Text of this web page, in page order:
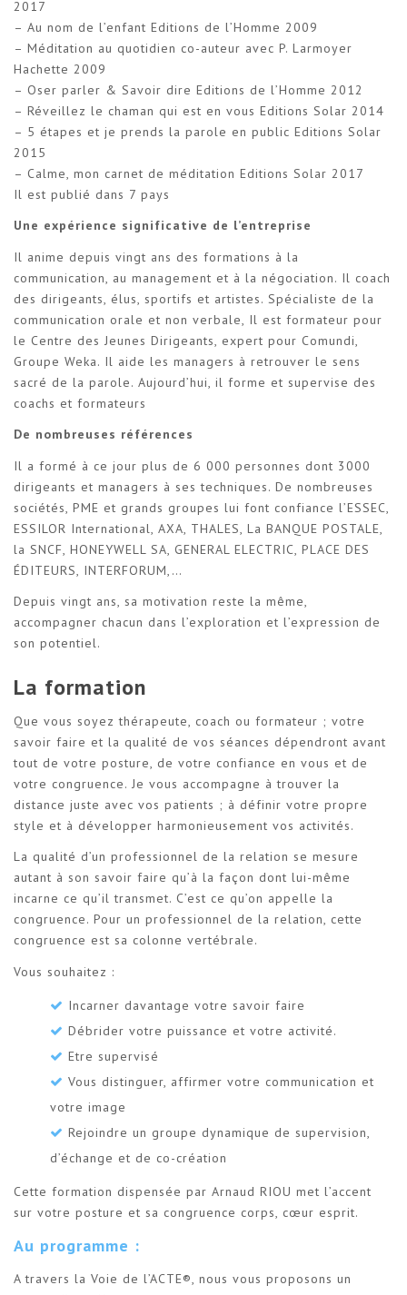
2017
– Au nom de l’enfant Editions de l’Homme 2009
– Méditation au quotidien co-auteur avec P. Larmoyer
Hachette 2009
– Oser parler & Savoir dire Editions de l’Homme 2012
– Réveillez le chaman qui est en vous Editions Solar 2014
– 5 étapes et je prends la parole en public Editions Solar
2015
– Calme, mon carnet de méditation Editions Solar 2017
Il est publié dans 7 pays
Une expérience significative de l’entreprise
Il anime depuis vingt ans des formations à la
communication, au management et à la négociation. Il coach
des dirigeants, élus, sportifs et artistes. Spécialiste de la
communication orale et non verbale, Il est formateur pour
le Centre des Jeunes Dirigeants, expert pour Comundi,
Groupe Weka. Il aide les managers à retrouver le sens
sacré de la parole. Aujourd’hui, il forme et supervise des
coachs et formateurs
De nombreuses références
Il a formé à ce jour plus de 6 000 personnes dont 3000
dirigeants et managers à ses techniques. De nombreuses
sociétés, PME et grands groupes lui font confiance l’ESSEC,
ESSILOR International, AXA, THALES, La BANQUE POSTALE,
la SNCF, HONEYWELL SA, GENERAL ELECTRIC, PLACE DES
ÉDITEURS, INTERFORUM,…
Depuis vingt ans, sa motivation reste la même,
accompagner chacun dans l’exploration et l’expression de
son potentiel.
La formation
Que vous soyez thérapeute, coach ou formateur ; votre
savoir faire et la qualité de vos séances dépendront avant
tout de votre posture, de votre confiance en vous et de
votre congruence. Je vous accompagne à trouver la
distance juste avec vos patients ; à définir votre propre
style et à développer harmonieusement vos activités.
La qualité d’un professionnel de la relation se mesure
autant à son savoir faire qu’à la façon dont lui-même
incarne ce qu’il transmet. C’est ce qu’on appelle la
congruence. Pour un professionnel de la relation, cette
congruence est sa colonne vertébrale.
Vous souhaitez :
Incarner davantage votre savoir faire
Débrider votre puissance et votre activité.
Etre supervisé
Vous distinguer, affirmer votre communication et
votre image
Rejoindre un groupe dynamique de supervision,
d’échange et de co-création
Cette formation dispensée par Arnaud RIOU met l’accent
sur votre posture et sa congruence corps, cœur esprit.
Au programme :
A travers la Voie de l’ACTE®, nous vous proposons un